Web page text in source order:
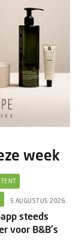
week
5 AUGUSTUS 2026
steeds
voor B&B's